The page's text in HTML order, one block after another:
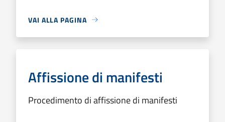
VAI ALLA PAGINA
Affissione di manifesti
Procedimento di affissione di manifesti